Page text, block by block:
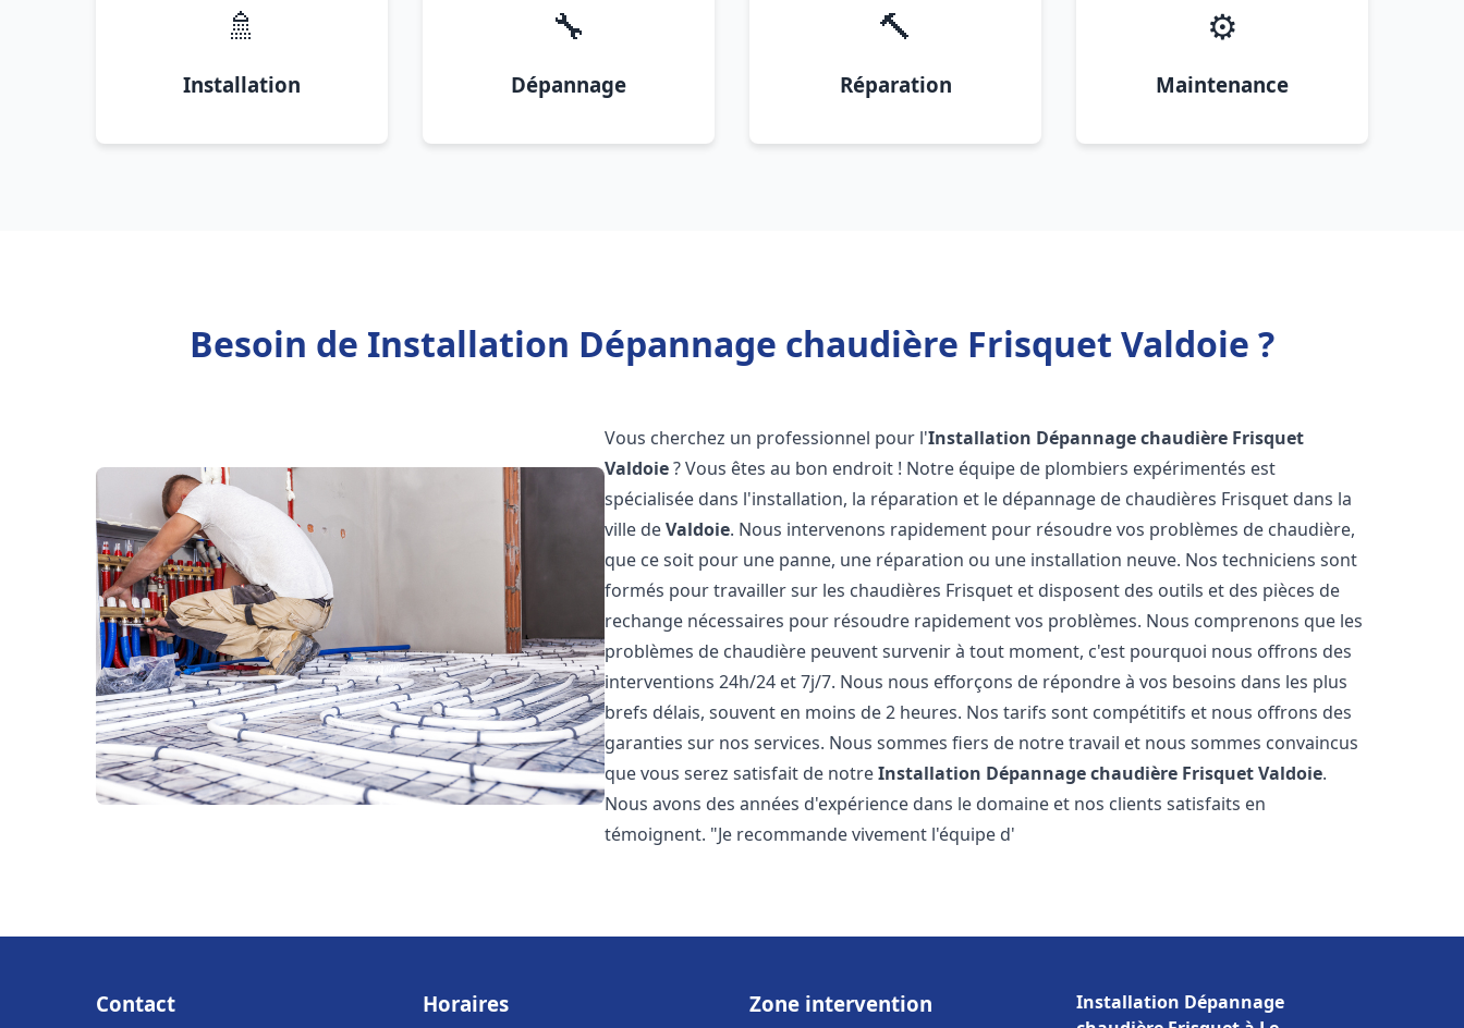
🚿
Installation
🔧
Dépannage
🔨
Réparation
⚙️
Maintenance
Besoin de Installation Dépannage chaudière Frisquet Valdoie ?
Vous cherchez un professionnel pour l'Installation Dépannage chaudière Frisquet
Valdoie? Vous êtes au bon endroit ! Notre équipe de plombiers expérimentés est
spécialisée dans l'installation, la réparation et le dépannage de chaudières Frisquet dans la
ville deValdoie. Nous intervenons rapidement pour résoudre vos problèmes de chaudière,
que ce soit pour une panne, une réparation ou une installation neuve. Nos techniciens sont
formés pour travailler sur les chaudières Frisquet et disposent des outils et des pièces de
rechange nécessaires pour résoudre rapidement vos problèmes. Nous comprenons que les
problèmes de chaudière peuvent survenir à tout moment, c'est pourquoi nous offrons des
interventions 24h/24 et 7j/7. Nous nous efforçons de répondre à vos besoins dans les plus
brefs délais, souvent en moins de 2 heures. Nos tarifs sont compétitifs et nous offrons des
garanties sur nos services. Nous sommes fiers de notre travail et nous sommes convaincus
que vous serez satisfait de notreInstallation Dépannage chaudière FrisquetValdoie.
Nous avons des années d'expérience dans le domaine et nos clients satisfaits en
témoignent. "Je recommande vivement l'équipe d'
Contact Horaires Zone intervention
Installation Dépannage